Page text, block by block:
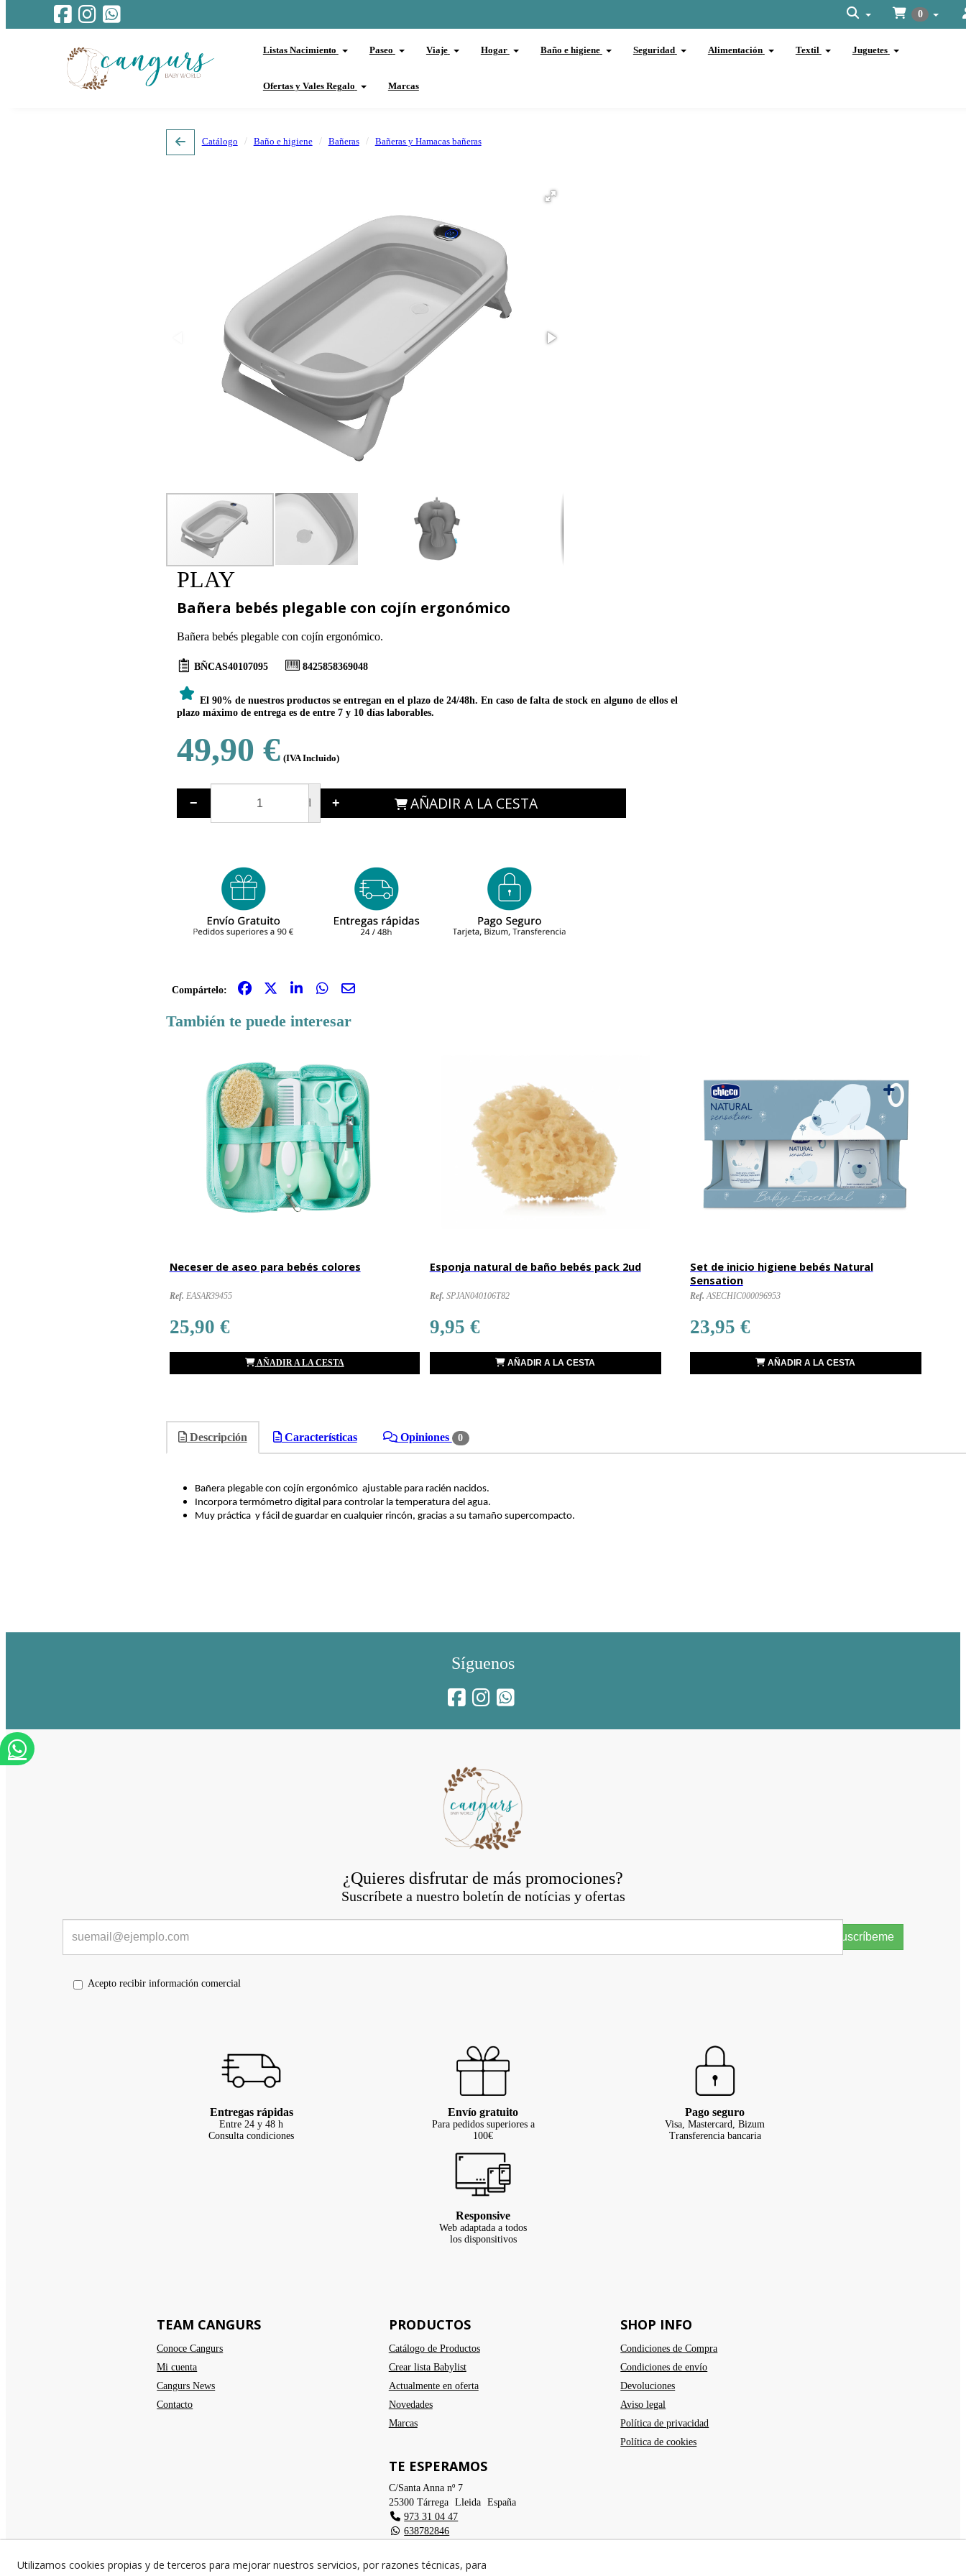
0
Listas Nacimiento Paseo Viaje Hogar Baño e higiene Seguridad Alimentación Textil Juguetes
Ofertas y Vales Regalo Marcas
Catálogo Baño e higiene Bañeras Bañeras y Hamacas bañeras
PLAY
Bañera bebés plegable con cojín ergonómico
Bañera bebés plegable con cojín ergonómico.
BÑCAS40107095 8425858369048
El 90% de nuestros productos se entregan en el plazo de 24/48h. En caso de falta de stock en alguno de ellos el
plazo máximo de entrega es de entre 7 y 10 días laborables.
49,90 € (IVA Incluido)
− ud + AÑADIR A LA CESTA
Compártelo:
También te puede interesar
Neceser de aseo para bebés colores
Ref. EASAR39455
25,90 €
AÑADIR A LA CESTA
Esponja natural de baño bebés pack 2ud
Ref. SPJAN040106T82
9,95 €
AÑADIR A LA CESTA
Set de inicio higiene bebés Natural
Sensation
Ref. ASECHIC000096953
23,95 €
AÑADIR A LA CESTA
Descripción Características Opiniones 0
Bañera plegable con cojín ergonómico ajustable para racién nacidos.
Incorpora termómetro digital para controlar la temperatura del agua.
Muy práctica y fácil de guardar en cualquier rincón, gracias a su tamaño supercompacto.
Síguenos
¿Quieres disfrutar de más promociones?
Suscríbete a nuestro boletín de notícias y ofertas
Suscríbeme
Acepto recibir información comercial
Entregas rápidas
Entre 24 y 48 h
Consulta condiciones
Envío gratuito
Para pedidos superiores a
100€
Pago seguro
Visa, Mastercard, Bizum
Transferencia bancaria
Responsive
Web adaptada a todos
los disponsitivos
TEAM CANGURS
Conoce Cangurs
Mi cuenta
Cangurs News
Contacto
PRODUCTOS
Catálogo de Productos
Crear lista Babylist
Actualmente en oferta
Novedades
Marcas
SHOP INFO
Condiciones de Compra
Condiciones de envío
Devoluciones
Aviso legal
Política de privacidad
Política de cookies
TE ESPERAMOS
C/Santa Anna nº 7
25300 Tárrega( Lleida) España
973 31 04 47
638782846
Utilizamos cookies propias y de terceros para mejorar nuestros servicios, por razones técnicas, para